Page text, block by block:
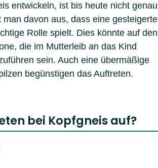
entwickeln, ist bis heute nicht genau
davon aus, dass eine gesteigerte
Rolle spielt. Dies könnte auf den
die im Mutterleib an das Kind
sein. Auch eine übermäßige
begünstigen das Auftreten.
bei Kopfgneis auf?